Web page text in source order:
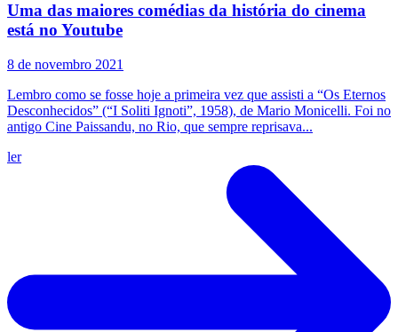
Uma das maiores comédias da história do cinema
está no Youtube
8 de novembro 2021
Lembro como se fosse hoje a primeira vez que assisti a “Os Eternos
Desconhecidos” (“I Soliti Ignoti”, 1958), de Mario Monicelli. Foi no
antigo Cine Paissandu, no Rio, que sempre reprisava...
ler